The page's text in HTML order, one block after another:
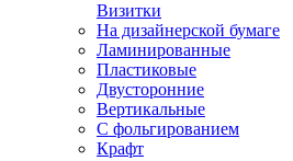
Визитки
На дизайнерской бумаге
Ламинированные
Пластиковые
Двусторонние
Вертикальные
С фольгированием
Крафт